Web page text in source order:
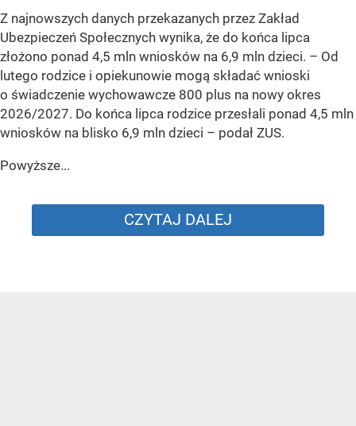
Z najnowszych danych przekazanych przez Zakład
Ubezpieczeń Społecznych wynika, że do końca lipca
złożono ponad 4,5 mln wniosków na 6,9 mln dzieci. – Od
lutego rodzice i opiekunowie mogą składać wnioski
o świadczenie wychowawcze 800 plus na nowy okres
2026/2027. Do końca lipca rodzice przesłali ponad 4,5 mln
wniosków na blisko 6,9 mln dzieci – podał ZUS.
Powyższe...
CZYTAJ DALEJ